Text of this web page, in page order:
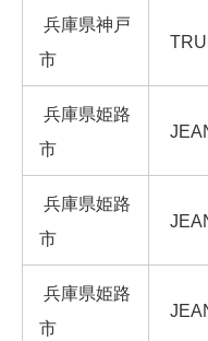
兵庫県神戸
市
兵庫県姫路
市
兵庫県姫路
市
兵庫県姫路
市